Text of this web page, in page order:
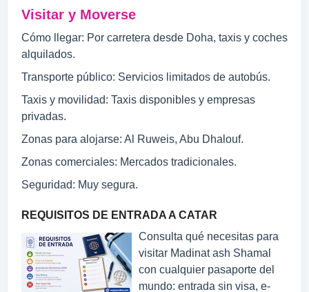
Visitar y Moverse
Cómo llegar: Por carretera desde Doha, taxis y coches
alquilados.
Transporte público: Servicios limitados de autobús.
Taxis y movilidad: Taxis disponibles y empresas
privadas.
Zonas para alojarse: Al Ruweis, Abu Dhalouf.
Zonas comerciales: Mercados tradicionales.
Seguridad: Muy segura.
REQUISITOS DE ENTRADA A CATAR
Consulta qué necesitas para
visitar Madinat ash Shamal
con cualquier pasaporte del
mundo: entrada sin visa, e-